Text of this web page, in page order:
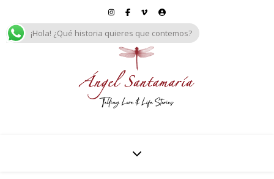
¡Hola! ¿Qué historia quieres que contemos?